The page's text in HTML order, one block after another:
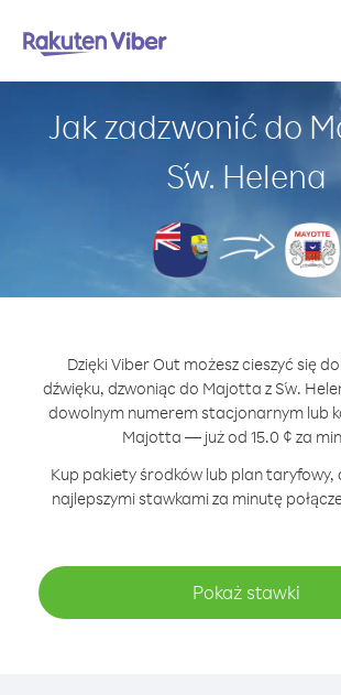
Jak zadzwonić do
Św. Helena
Dzięki Viber Out możesz cieszyć się
dźwięku, dzwoniąc do Majotta z Św.
dowolnym numerem stacjonarnym lub
Majotta — już od 15.0 ¢ za
Kup pakiety środków lub plan taryfowy,
najlepszymi stawkami za minutę
Pokaż stawki